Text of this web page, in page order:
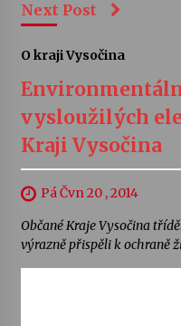
Next Post
O kraji Vysočina
vysloužilých
Kraji Vysočina
Pá Čvn 20 , 2014
Občané Kraje Vysočina
výrazně přispěli k ochraně